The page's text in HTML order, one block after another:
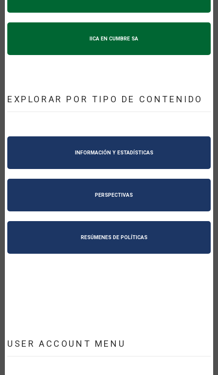
IICA EN CUMBRE SA
EXPLORAR POR TIPO DE CONTENIDO
INFORMACIÓN Y ESTADÍSTICAS
PERSPECTIVAS
RESÚMENES DE POLÍTICAS
USER ACCOUNT MENU